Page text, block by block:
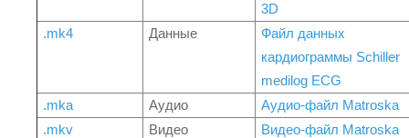
3D
.mk4
Данные
Файл данных
кардиограммы Schiller
medilog ECG
.mka
Аудио
Аудио-файл Matroska
.mkv
Видео
Видео-файл Matroska